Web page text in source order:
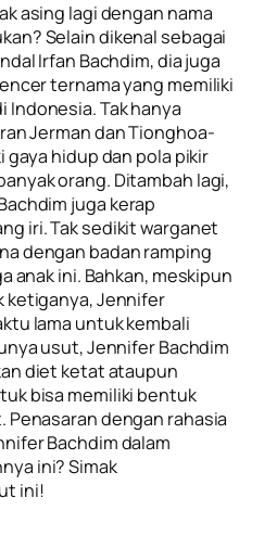
asing lagi dengan nama
Selain dikenal sebagai
Irfan Bachdim, dia juga
ternama yang memiliki
Indonesia. Tak hanya
Jerman dan Tionghoa-
gaya hidup dan pola pikir
orang. Ditambah lagi,
juga kerap
iri. Tak sedikit warganet
dengan badan ramping
anak ini. Bahkan, meskipun
ketiganya, Jennifer
lama untuk kembali
usut, Jennifer Bachdim
diet ketat ataupun
bisa memiliki bentuk
dengan rahasia
Bachdim dalam
ini? Simak
ini!